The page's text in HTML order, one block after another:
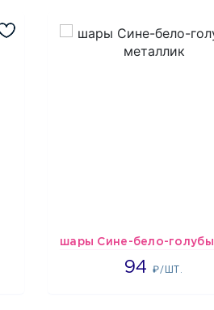
94₽/ШТ.
1697